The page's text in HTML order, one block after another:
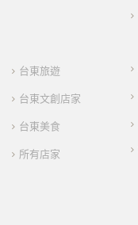
台東旅遊
台東文創店家
台東美食
所有店家